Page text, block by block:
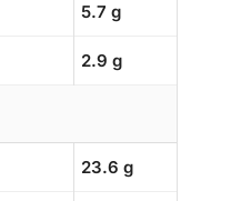
5.7 g
2.9 g
23.6 g